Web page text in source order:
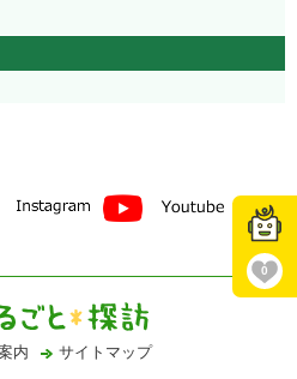
0
内 サイトマップ